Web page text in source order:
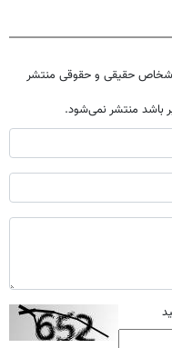
اشخاص حقیقی و حقوقی منتشر
باشد منتشر نمی‌شود.